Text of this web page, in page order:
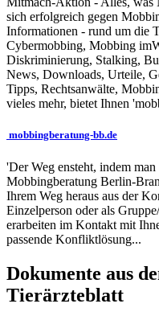
sich erfolgreich gegen
Informationen - rund um die
Cybermobbing, Mobbing
Diskriminierung, Stalking,
News, Downloads, Urteile,
Tipps, Rechtsanwälte,
vieles mehr, bietet Ihnen
mobbingberatung-bb.de
'Der Weg ensteht, indem
Mobbingberatung Berlin-
Ihrem Weg heraus aus der
Einzelperson oder als
erarbeiten im Kontakt mit
passende Konfliktlösung...
Dokumente aus
Tierärzteblatt